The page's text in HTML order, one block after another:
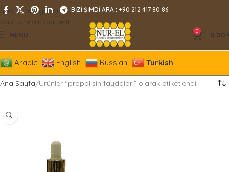
Skip to navigation
Skip to main content
BİZİ ŞİMDİ ARA :+90 212 417 80 86
MENU 0 0.00
Arabic English Russian Turkish
Ana Sayfa Ürünler “propolisin faydaları” olarak etiketlendi